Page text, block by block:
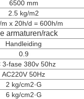
6500 mm
2.5 kg/m2
x 20h/d = 600h/m
armaturen/rack
Handleiding
0.9
3-fase 380v 50hz
AC220V 50Hz
2 kg/cm2·G
6 kg/cm2·G